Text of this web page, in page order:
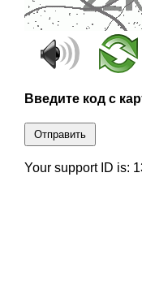
Введите код с
Отправить
Your support ID is: